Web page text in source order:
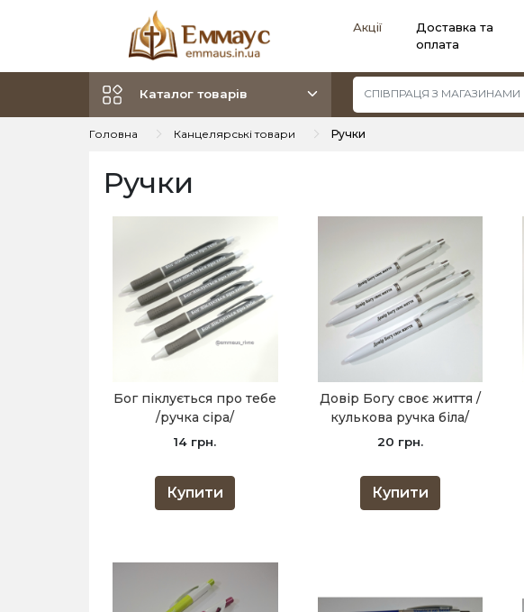
Акції
Доставка та
оплата
Каталог товарів
Головна Канцелярські товари Ручки
Ручки
Бог піклується про тебе
/ручка сіра/
14 грн.
Купити
Довір Богу своє життя /
кулькова ручка біла/
20 грн.
Купити